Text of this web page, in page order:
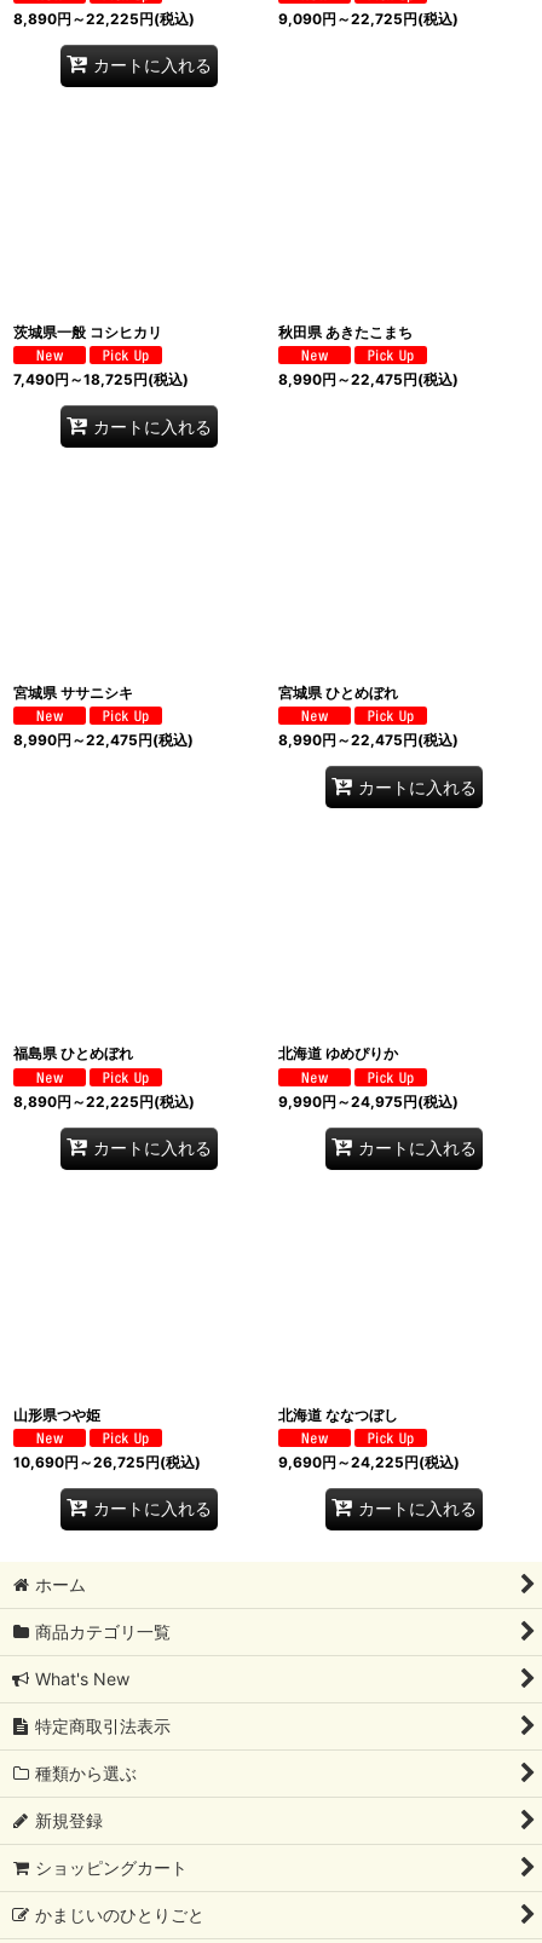
8,890円 ～22,225円(税込)
カートに入れる
9,090円 ～22,725円(税込)
茨城県一般 コシヒカリ
7,490円 ～18,725円(税込)
カートに入れる
秋田県 あきたこまち
8,990円 ～22,475円(税込)
宮城県 ササニシキ
8,990円 ～22,475円(税込)
宮城県 ひとめぼれ
8,990円 ～22,475円(税込)
カートに入れる
福島県 ひとめぼれ
8,890円 ～22,225円(税込)
カートに入れる
北海道 ゆめぴりか
9,990円 ～24,975円(税込)
カートに入れる
山形県つや姫
10,690円 ～26,725円(税込)
カートに入れる
北海道 ななつぼし
9,690円 ～24,225円(税込)
カートに入れる
ホーム
商品カテゴリ一覧
What's New
特定商取引法表示
種類から選ぶ
新規登録
ショッピングカート
かまじいのひとりごと